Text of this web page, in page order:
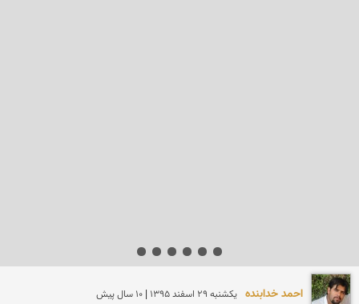
احمد خدابنده يكشنبه 29 اسفند 1395 | 10 سال پیش